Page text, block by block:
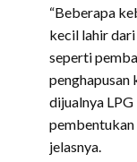
“Beberapa
kecil lahir dari
seperti
dijualnya
pembentukan
jelasnya.